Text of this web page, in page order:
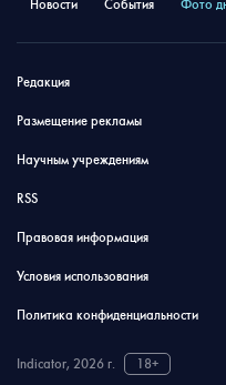
Новости События Фото
Редакция
Размещение рекламы
Научным учреждениям
RSS
Правовая информация
Условия использования
Политика конфиденциальности
Indicator, 2026 г.
18+